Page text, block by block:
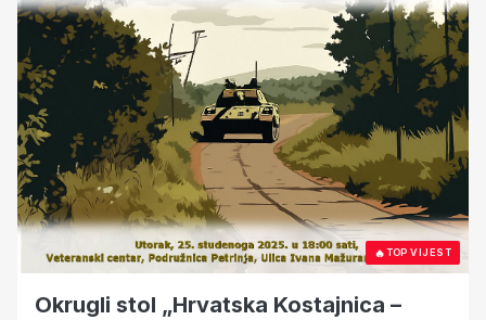
🔥TOP VIJEST
Okrugli stol „Hrvatska Kostajnica –